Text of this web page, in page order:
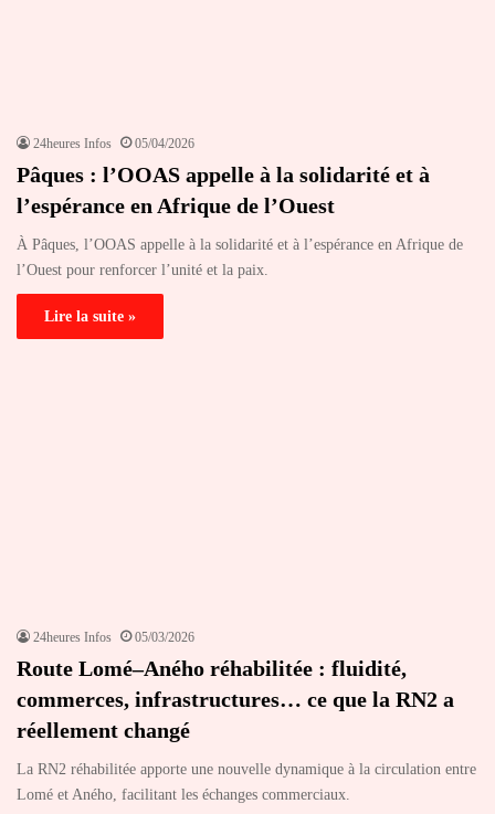
24heures Infos 05/04/2026
Pâques : l’OOAS appelle à la solidarité et à
l’espérance en Afrique de l’Ouest
À Pâques, l’OOAS appelle à la solidarité et à l’espérance en Afrique de
l’Ouest pour renforcer l’unité et la paix.
Lire la suite »
24heures Infos 05/03/2026
Route Lomé–Aného réhabilitée : fluidité,
commerces, infrastructures… ce que la RN2 a
réellement changé
La RN2 réhabilitée apporte une nouvelle dynamique à la circulation entre
Lomé et Aného, facilitant les échanges commerciaux.